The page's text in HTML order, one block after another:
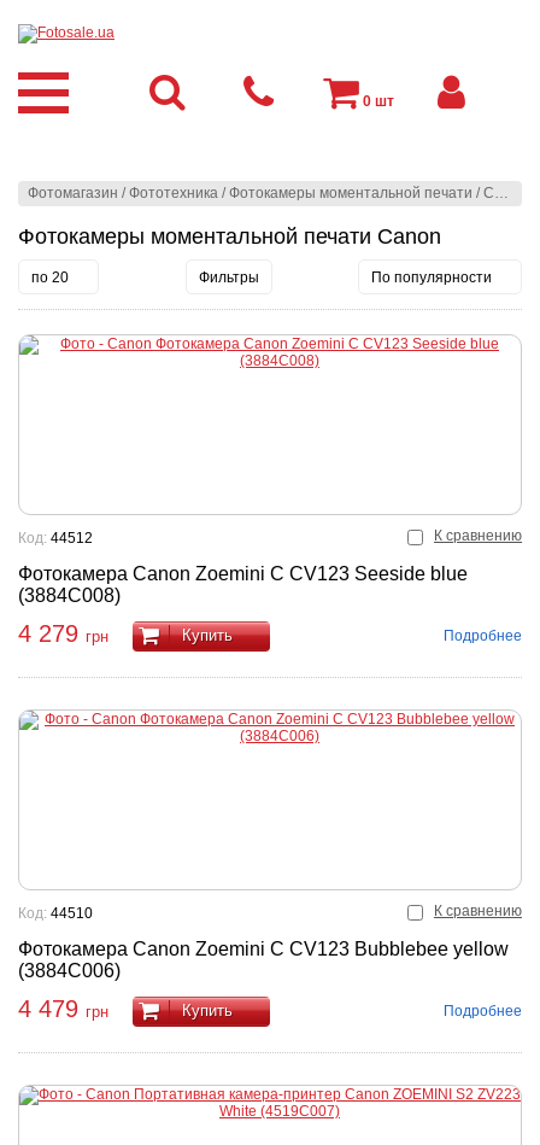
Фотомагазин /Фототехника /Фотокамеры моментальной печати /Canon
Фотокамеры моментальной печати Canon
по 20 Фильтры По популярности
К сравнению
Фотокамера Canon Zoemini C CV123 Seeside blue
(3884C008)
Код: 44512
4 279 грн Купить Подробнее
К сравнению
Фотокамера Canon Zoemini C CV123 Bubblebee yellow
(3884C006)
Код: 44510
4 479 грн Купить Подробнее
0 шт